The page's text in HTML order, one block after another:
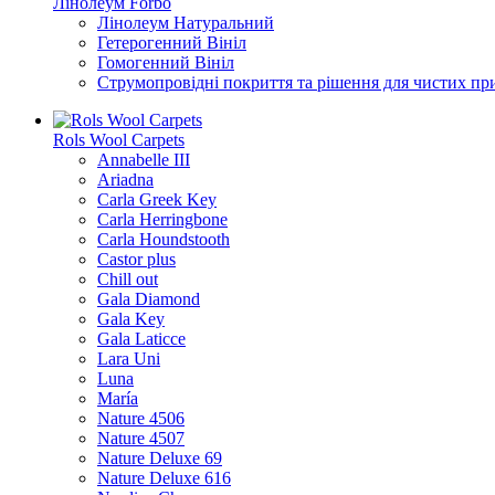
Лінолеум Натуральний
Гетерогенний Вініл
Гомогенний Вініл
Струмопровідні покриття та рішення для чистих
Rols Wool Carpets
Annabelle III
Ariadna
Carla Greek Key
Carla Herringbone
Carla Houndstooth
Castor plus
Chill out
Gala Diamond
Gala Key
Gala Laticce
Lara Uni
Luna
María
Nature 4506
Nature 4507
Nature Deluxe 69
Nature Deluxe 616